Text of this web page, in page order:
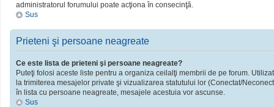
administratorul forumului poate acţiona în consecinţă.
Sus
Prieteni şi persoane neagreate
Ce este lista de prieteni şi persoane neagreate?
Puteţi folosi aceste liste pentru a organiza ceilalţi membrii de pe forum.
la trimiterea mesajelor private şi vizualizarea statutului lor (Conectat/
în lista cu persoane neagreate, mesajele acestuia vor ascunse.
Sus